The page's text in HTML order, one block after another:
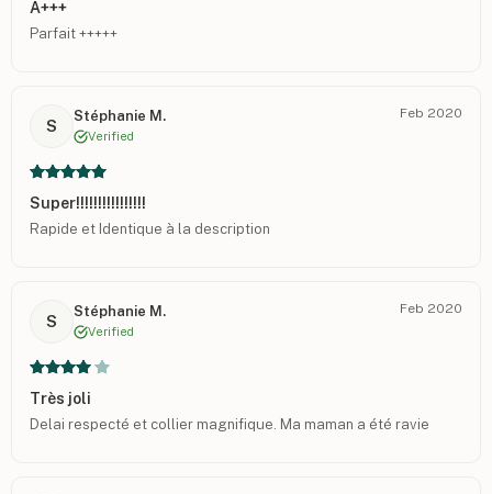
A+++
Parfait +++++
S
Stéphanie M.
Verified
Feb 2020
Super!!!!!!!!!!!!!!!!
Rapide et Identique à la description
S
Stéphanie M.
Verified
Feb 2020
Très joli
Delai respecté et collier magnifique. Ma maman a été ravie